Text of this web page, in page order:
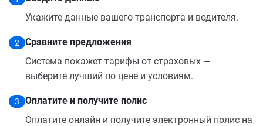
Укажите данные вашего транспорта и водителя.
2
Сравните предложения
Система покажет тарифы от страховых —
выберите лучший по цене и условиям.
3
Оплатите и получите полис
Оплатите онлайн и получите электронный полис на